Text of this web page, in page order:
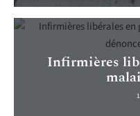
Infirmières